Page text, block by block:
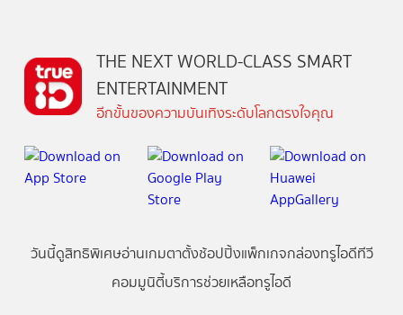
THE NEXT WORLD-CLASS SMART
ENTERTAINMENT
อีกขั้นของความบันเทิงระดับโลกตรงใจคุณ
วันนี้ดูสิทธิพิเศษอ่านเกมตาตั้งช้อปปิ้งแพ็กเกจกล่องทรูไอดีทีวี
คอมมูนิตี้บริการช่วยเหลือทรูไอดี